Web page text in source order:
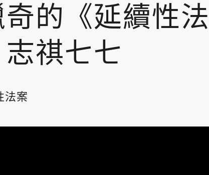
的《延續性
祺七七
法案